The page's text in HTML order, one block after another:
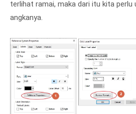
terlihat ramai, maka dari itu kita
angkanya.